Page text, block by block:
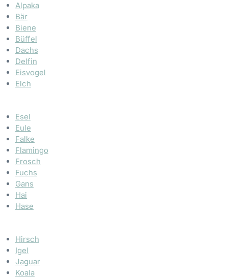
Alpaka
Bär
Biene
Büffel
Dachs
Delfin
Eisvogel
Elch
Esel
Eule
Falke
Flamingo
Frosch
Fuchs
Gans
Hai
Hase
Hirsch
Igel
Jaguar
Koala